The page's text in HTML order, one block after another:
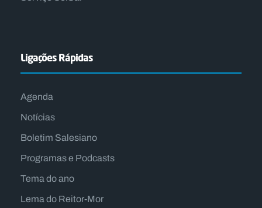
Ligações Rápidas
Agenda
Notícias
Boletim Salesiano
Programas e Podcasts
Tema do ano
Lema do Reitor-Mor